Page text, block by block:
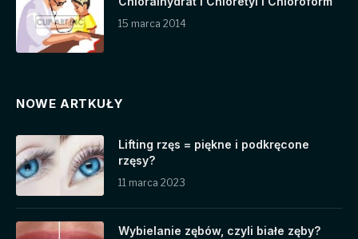
15 marca 2014
NOWE ARTKUŁY
Lifting rzęs = piękne i podkręcone
rzęsy?
11 marca 2023
Wybielanie zębów, czyli białe zęby?